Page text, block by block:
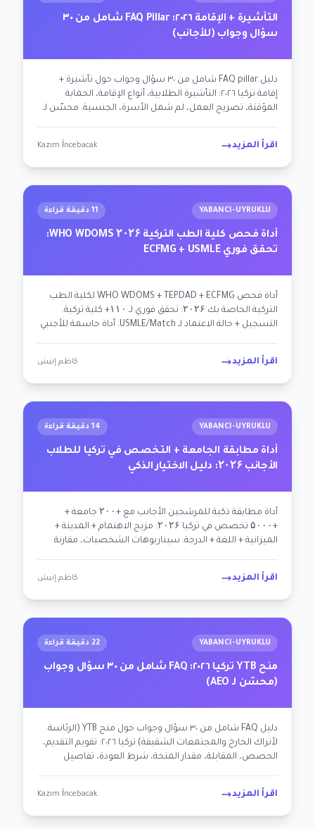
التأشيرة + الإقامة ٢٠٢٦: FAQ Pillar شامل من ٣٠
سؤال وجواب (للأجانب)
دليل FAQ pillar شامل من ٣٠ سؤال وجواب حول تأشيرة +
إقامة تركيا ٢٠٢٦: التأشيرة الطلابية، أنواع الإقامة، الحماية
المؤقتة، تصريح العمل، لم شمل الأسرة، الجنسية. محسّن لـ
اقرأ المزيد Kazım İncebacak
YABANCI-UYRUKLU 11 دقيقة قراءة
أداة فحص كلية الطب التركية WHO WDOMS ۲۰۲۶:
تحقق فوري ECFMG + USMLE
أداة فحص WHO WDOMS + TEPDAD + ECFMG لكلية الطب
التركية الخاصة بك ۲۰۲۶: تحقق فوري لـ ۱۱۰+ كلية تركية.
التسجيل + حالة الاعتماد لـ USMLE/Match. أداة حاسمة للأجنبي
اقرأ المزيد كاظم إنيش
YABANCI-UYRUKLU 14 دقيقة قراءة
أداة مطابقة الجامعة + التخصص في تركيا للطلاب
الأجانب ۲۰۲۶: دليل الاختيار الذكي
أداة مطابقة ذكية للمرشحين الأجانب مع +۲۰۰ جامعة +
+۵۰۰۰ تخصص في تركيا ۲۰۲۶: مزيج الاهتمام + المدينة +
الميزانية + اللغة + الدرجة. سيناريوهات الشخصيات، مقارنة
اقرأ المزيد كاظم إنيش
YABANCI-UYRUKLU 22 دقيقة قراءة
منح YTB تركيا ٢٠٢٦: FAQ شامل من ٣٠ سؤال وجواب
(محسّن لـ AEO)
دليل FAQ شامل من ٣٠ سؤال وجواب حول منح YTB (الرئاسة
لأتراك الخارج والمجتمعات الشقيقة) تركيا ٢٠٢٦: تقويم التقديم،
الحصص، المقابلة، مقدار المنحة، شرط العودة، تفاصيل
اقرأ المزيد Kazım İncebacak